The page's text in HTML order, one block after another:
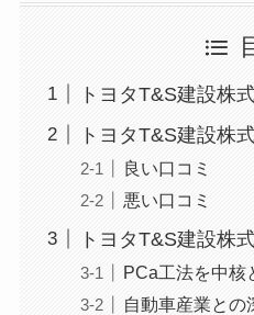
トヨタT&S建設株
トヨタT&S建設株
良い口コミ
悪い口コミ
トヨタT&S建設株
PCa工法を中核
自動車産業との